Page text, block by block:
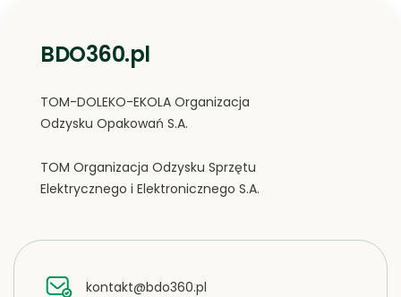
BDO360.pl
TOM-DOLEKO-EKOLA Organizacja
Odzysku Opakowań S.A.
TOM Organizacja Odzysku Sprzętu
Elektrycznego i Elektronicznego S.A.
kontakt@bdo360.pl